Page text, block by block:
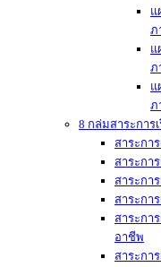
แ
ภ
แ
ภ
แ
ภ
8 กล่มสาระการ
สาระกา
สาระกา
สาระกา
สาระกา
สาระกา
อาชีพ
สาระกา